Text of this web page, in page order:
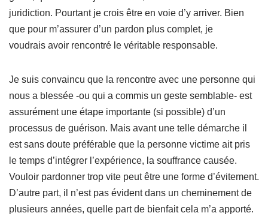
juridiction. Pourtant je crois être en voie d’y arriver. Bien
que pour m’assurer d’un pardon plus complet, je
voudrais avoir rencontré le véritable responsable.
Je suis convaincu que la rencontre avec une personne qui
nous a blessée -ou qui a commis un geste semblable- est
assurément une étape importante (si possible) d’un
processus de guérison. Mais avant une telle démarche il
est sans doute préférable que la personne victime ait pris
le temps d’intégrer l’expérience, la souffrance causée.
Vouloir pardonner trop vite peut être une forme d’évitement.
D’autre part, il n’est pas évident dans un cheminement de
plusieurs années, quelle part de bienfait cela m’a apporté.